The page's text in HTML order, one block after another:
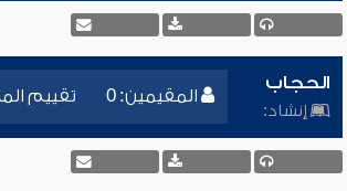
المقيمين: 0 تقييم
الحجاب
إنشاد: